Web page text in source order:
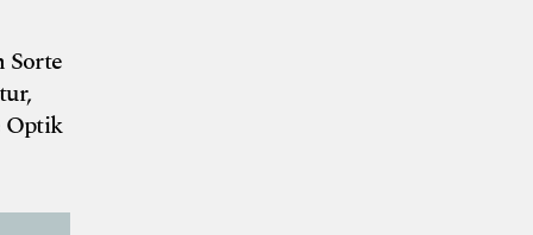
Sorte
Optik